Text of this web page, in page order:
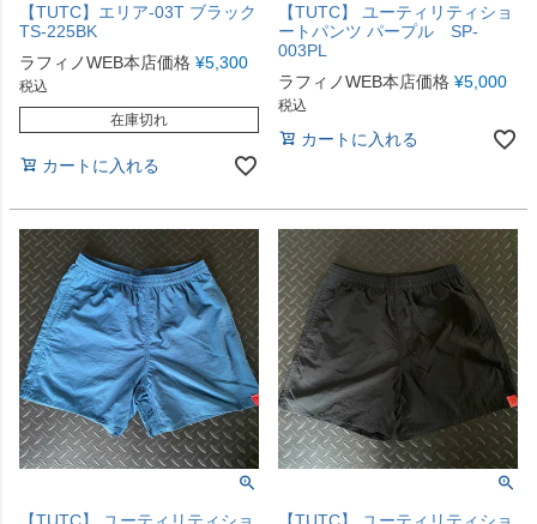
【TUTC】エリア-03T ブラック
TS-225BK
ラフィノWEB本店価格 ¥5,300
税込
在庫切れ
カートに入れる
【TUTC】 ユーティリティショ
ートパンツ パープル SP-
003PL
ラフィノWEB本店価格 ¥5,000
税込
カートに入れる